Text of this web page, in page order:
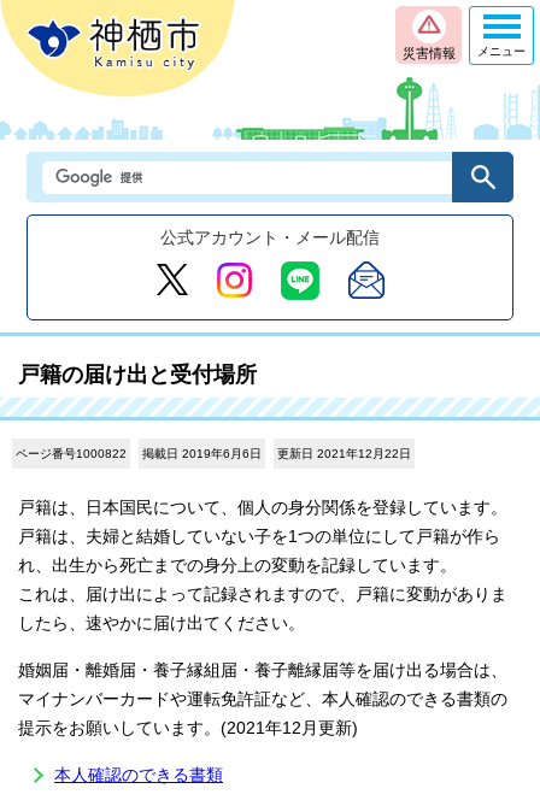
災害情報
公式アカウント・メール配信
メニュー
戸籍の届け出と受付場所
ページ番号1000822 掲載日 2019年6月6日 更新日 2021年12月22日
戸籍は、日本国民について、個人の身分関係を登録しています。
戸籍は、夫婦と結婚していない子を1つの単位にして戸籍が作ら
れ、出生から死亡までの身分上の変動を記録しています。
これは、届け出によって記録されますので、戸籍に変動がありま
したら、速やかに届け出てください。
婚姻届・離婚届・養子縁組届・養子離縁届等を届け出る場合は、
マイナンバーカードや運転免許証など、本人確認のできる書類の
提示をお願いしています。(2021年12月更新)
本人確認のできる書類